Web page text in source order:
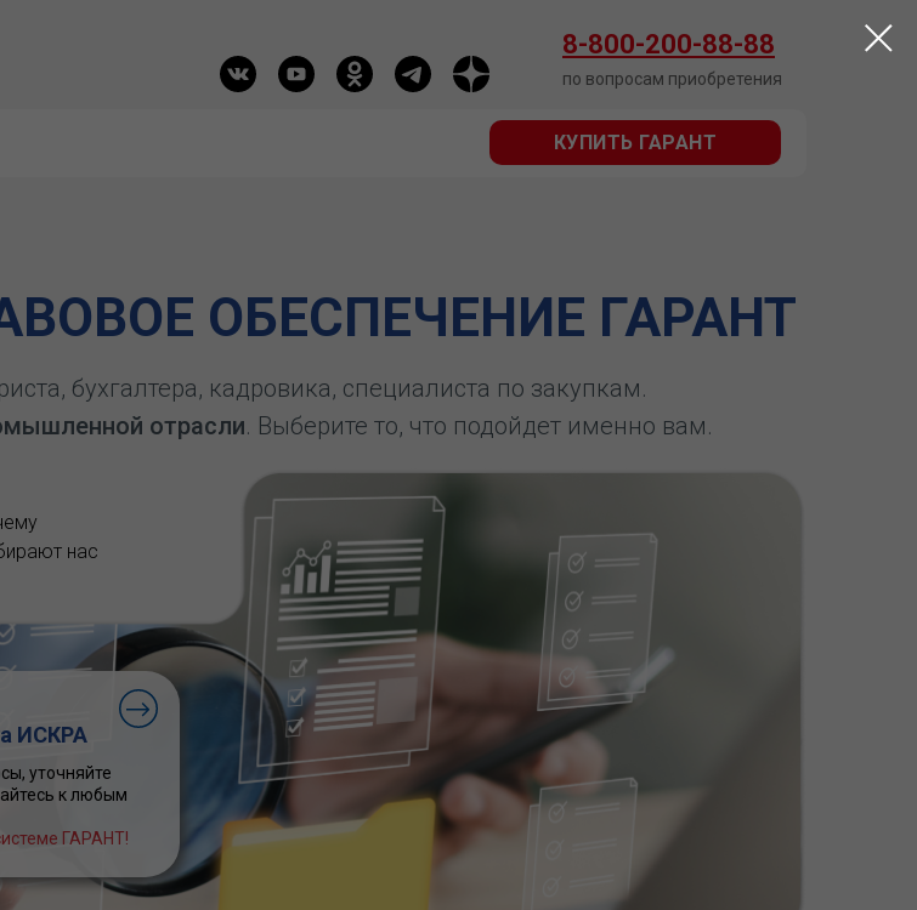
8-800-200-88-88
по вопросам приобретения
КУПИТЬ ГАРАНТ
КУПИТЬ ГАРАНТ
ОБЕСПЕЧЕНИЕ ГАРАНТ
бухгалтера, кадровика, специалиста по закупкам.
отрасли. Выберите то, что подойдет именно вам.
нас
ИСКРА
уточняйте
к любым
ГАРАНТ!